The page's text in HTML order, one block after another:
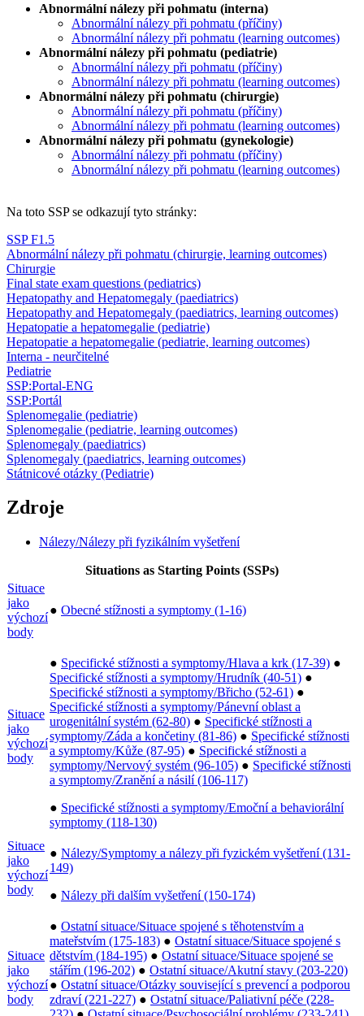
Abnormální nálezy při pohmatu (interna)
Abnormální nálezy při pohmatu (příčiny)
Abnormální nálezy při pohmatu (learning outcomes)
Abnormální nálezy při pohmatu (pediatrie)
Abnormální nálezy při pohmatu (příčiny)
Abnormální nálezy při pohmatu (learning outcomes)
Abnormální nálezy při pohmatu (chirurgie)
Abnormální nálezy při pohmatu (příčiny)
Abnormální nálezy při pohmatu (learning outcomes)
Abnormální nálezy při pohmatu (gynekologie)
Abnormální nálezy při pohmatu (příčiny)
Abnormální nálezy při pohmatu (learning outcomes)
Na toto SSP se odkazují tyto stránky:
SSP F1.5
Abnormální nálezy při pohmatu (chirurgie, learning outcomes)
Chirurgie
Final state exam questions (pediatrics)
Hepatopathy and Hepatomegaly (paediatrics)
Hepatopathy and Hepatomegaly (paediatrics, learning outcomes)
Hepatopatie a hepatomegalie (pediatrie)
Hepatopatie a hepatomegalie (pediatrie, learning outcomes)
Interna - neurčitelné
Pediatrie
SSP:Portal-ENG
SSP:Portál
Splenomegalie (pediatrie)
Splenomegalie (pediatrie, learning outcomes)
Splenomegaly (paediatrics)
Splenomegaly (paediatrics, learning outcomes)
Státnicové otázky (Pediatrie)
Zdroje
Nálezy/Nálezy při fyzikálním vyšetření
Situations as Starting Points (SSPs)
Situace
jako
výchozí
body
● Obecné stížnosti a symptomy (1-16)
Situace
jako
výchozí
body
● Specifické stížnosti a symptomy/Hlava a krk (17-39) ●
Specifické stížnosti a symptomy/Hrudník (40-51) ●
Specifické stížnosti a symptomy/Břicho (52-61) ●
Specifické stížnosti a symptomy/Pánevní oblast a
urogenitální systém (62-80) ● Specifické stížnosti a
symptomy/Záda a končetiny (81-86) ● Specifické stížnosti
a symptomy/Kůže (87-95) ● Specifické stížnosti a
symptomy/Nervový systém (96-105) ● Specifické stížnosti
a symptomy/Zranění a násilí (106-117)
● Specifické stížnosti a symptomy/Emoční a behaviorální
symptomy (118-130)
Situace
jako
výchozí
body
● Nálezy/Symptomy a nálezy při fyzickém vyšetření (131-
149)
● Nálezy při dalším vyšetření (150-174)
Situace
jako
výchozí
body
● Ostatní situace/Situace spojené s těhotenstvím a
mateřstvím (175-183) ● Ostatní situace/Situace spojené s
dětstvím (184-195) ● Ostatní situace/Situace spojené se
stářím (196-202) ● Ostatní situace/Akutní stavy (203-220)
● Ostatní situace/Otázky související s prevencí a podporou
zdraví (221-227) ● Ostatní situace/Paliativní péče (228-